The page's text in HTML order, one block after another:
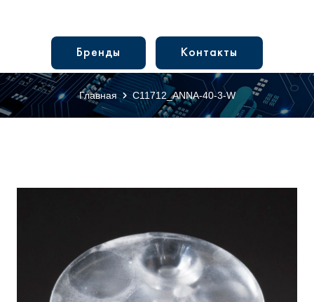
Бренды Контакты
Главная C11712_ANNA-40-3-W